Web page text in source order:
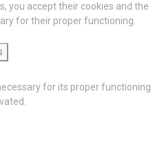
you accept their cookies and the
for their proper functioning.
for its proper functioning